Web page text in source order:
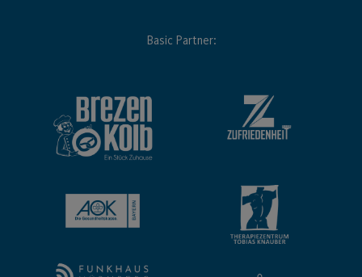
Basic Partner: